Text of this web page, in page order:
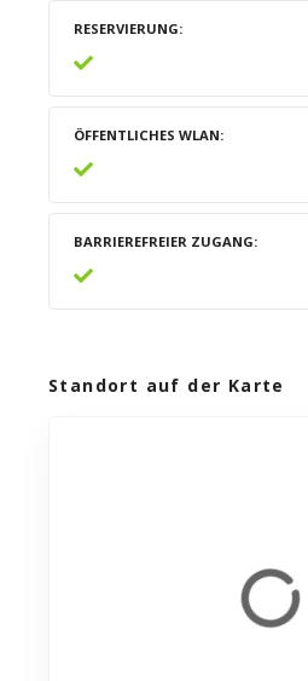
RESERVIERUNG
ÖFFENTLICHES WLAN
BARRIEREFREIER ZUGANG
Standort auf der Karte